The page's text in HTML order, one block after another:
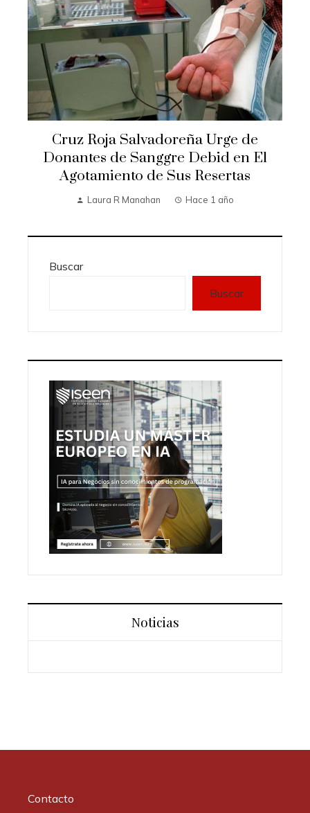
Cruz Roja Salvadoreña Urge de
Donantes de Sanggre Debid en El
Agotamiento de Sus Resertas
Laura R Manahan Hace 1 año
Buscar
Buscar
Noticias
Contacto